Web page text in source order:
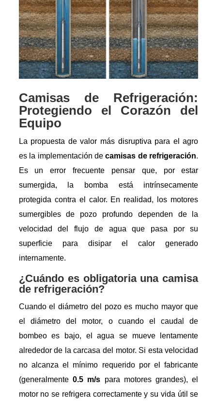
Camisas de Refrigeración:
Protegiendo el Corazón del
Equipo
La propuesta de valor más disruptiva para el agro
es la implementación decamisas de refrigeración.
Es un error frecuente pensar que, por estar
sumergida, la bomba está intrínsecamente
protegida contra el calor. En realidad, los motores
sumergibles de pozo profundo dependen de la
velocidad del flujo de agua que pasa por su
superficie para disipar el calor generado
internamente.
¿Cuándo es obligatoria una camisa
de refrigeración?
Cuando el diámetro del pozo es mucho mayor que
el diámetro del motor, o cuando el caudal de
bombeo es bajo, el agua se mueve lentamente
alrededor de la carcasa del motor. Si esta velocidad
no alcanza el mínimo requerido por el fabricante
(generalmente 0.5 m/s para motores grandes), el
motor no se refrigera correctamente y su vida útil se